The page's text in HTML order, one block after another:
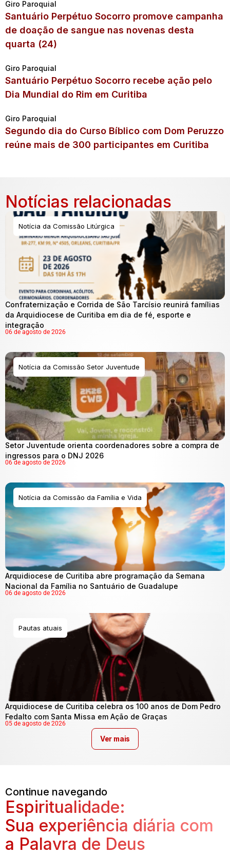
Giro Paroquial
Santuário Perpétuo Socorro promove campanha
de doação de sangue nas novenas desta
quarta (24)
Giro Paroquial
Santuário Perpétuo Socorro recebe ação pelo
Dia Mundial do Rim em Curitiba
Giro Paroquial
Segundo dia do Curso Bíblico com Dom Peruzzo
reúne mais de 300 participantes em Curitiba
Notícias relacionadas
Notícia da Comissão Litúrgica
Confraternização e Corrida de São Tarcísio reunirá famílias
da Arquidiocese de Curitiba em dia de fé, esporte e
integração
06 de agosto de 2026
Notícia da Comissão Setor Juventude
Setor Juventude orienta coordenadores sobre a compra de
ingressos para o DNJ 2026
06 de agosto de 2026
Notícia da Comissão da Família e Vida
Arquidiocese de Curitiba abre programação da Semana
Nacional da Família no Santuário de Guadalupe
06 de agosto de 2026
Pautas atuais
Arquidiocese de Curitiba celebra os 100 anos de Dom Pedro
Fedalto com Santa Missa em Ação de Graças
05 de agosto de 2026
Ver mais
Continue navegando
Espiritualidade:
Sua experiência diária com
a Palavra de Deus